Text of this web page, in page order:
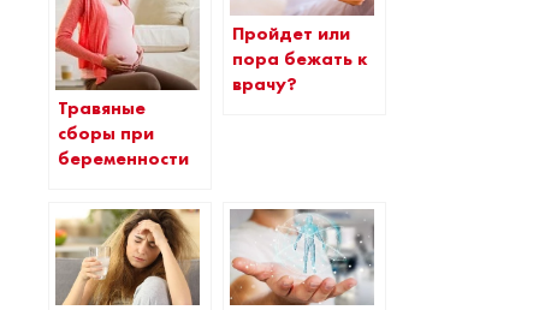
Травяные
сборы при
беременности
Пройдет или
пора бежать к
врачу?